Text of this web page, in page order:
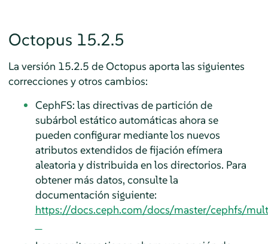
Octopus 15.2.5
La versión 15.2.5 de Octopus aporta las siguientes
correcciones y otros cambios:
CephFS: las directivas de partición de
subárbol estático automáticas ahora se
pueden configurar mediante los nuevos
atributos extendidos de fijación efímera
aleatoria y distribuida en los directorios. Para
obtener más datos, consulte la
documentación siguiente:
https://docs.ceph.com/docs/master/cephfs/